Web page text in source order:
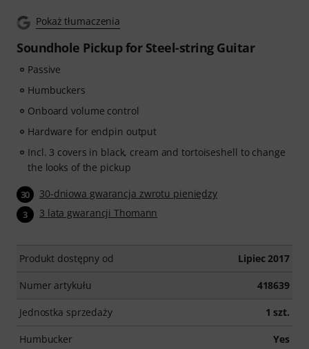
Pokaż tłumaczenia
Soundhole Pickup for Steel-string Guitar
Passive
Humbuckers
Onboard volume control
Hardware for endpin output
Incl. 3 covers in black, cream and tortoiseshell to change
the looks of the pickup
30 30-dniowa gwarancja zwrotu pieniędzy
3 3 lata gwarancji Thomann
Produkt dostępny od Lipiec 2017
Numer artykułu 418639
Jednostka sprzedaży 1 szt.
Humbucker Yes